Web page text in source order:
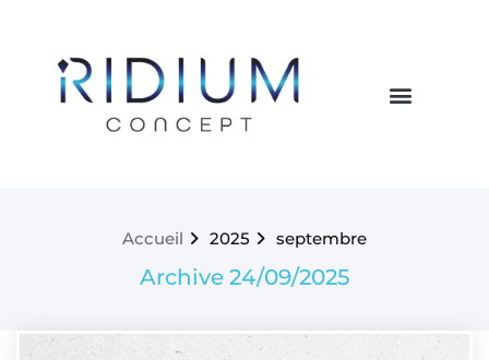
Accueil 2025 septembre
Archive 24/09/2025